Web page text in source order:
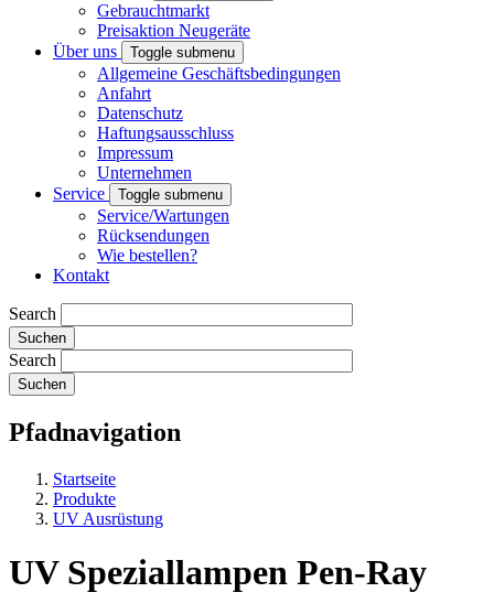
Gebrauchtmarkt
Preisaktion Neugeräte
Über uns
Toggle submenu
Allgemeine Geschäftsbedingungen
Anfahrt
Datenschutz
Haftungsausschluss
Impressum
Unternehmen
Service
Toggle submenu
Service/Wartungen
Rücksendungen
Wie bestellen?
Kontakt
Search
Search
Pfadnavigation
Startseite
Produkte
UV Ausrüstung
UV Speziallampen Pen-Ray